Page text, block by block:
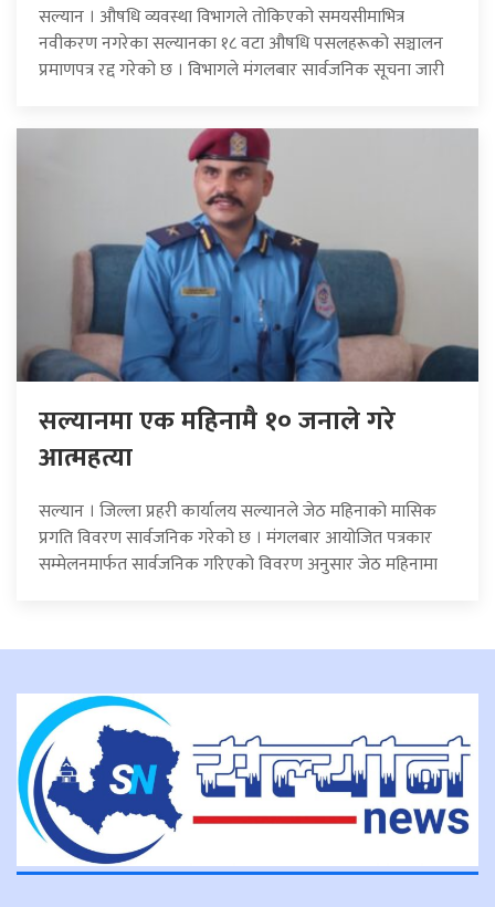
सल्यान । औषधि व्यवस्था विभागले तोकिएको समयसीमाभित्र
नवीकरण नगरेका सल्यानका १८ वटा औषधि पसलहरूको सञ्चालन
प्रमाणपत्र रद्द गरेको छ । विभागले मंगलबार सार्वजनिक सूचना जारी
सल्यानमा एक महिनामै १० जनाले गरे
आत्महत्या
सल्यान । जिल्ला प्रहरी कार्यालय सल्यानले जेठ महिनाको मासिक
प्रगति विवरण सार्वजनिक गरेको छ । मंगलबार आयोजित पत्रकार
सम्मेलनमार्फत सार्वजनिक गरिएको विवरण अनुसार जेठ महिनामा